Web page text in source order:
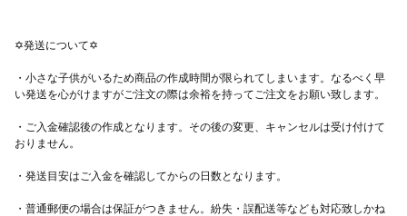
・小さな子供がいるため商品の作成時間が限られてしまいます。なるべく早
・ご入金確認後の作成となります。その後の変更、キャンセルは受け付けて
・普通郵便の場合は保証がつきません。紛失・誤配送等なども対応致しかね